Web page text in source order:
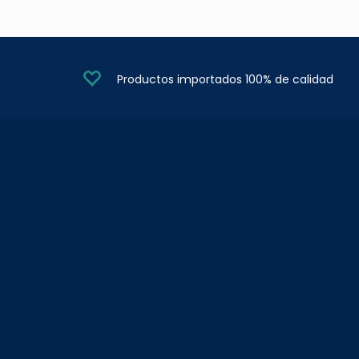
Productos importados 100% de calidad